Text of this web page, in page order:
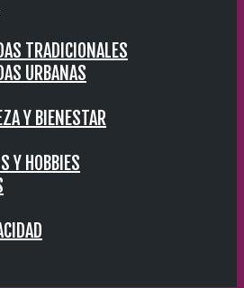
TRADICIONALES
URBANAS
Y BIENESTAR
Y HOBBIES